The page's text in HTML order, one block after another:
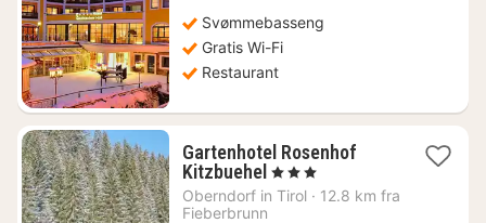
Svømmebasseng
Gratis Wi-Fi
Restaurant
Gartenhotel Rosenhof
Kitzbuehel 1
natt
, 3 Stjerner
Oberndorf in Tirol · 12.8 km fra
Fieberbrunn